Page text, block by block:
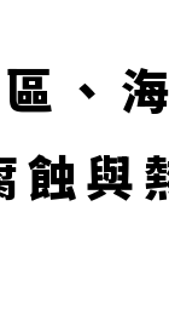
、
與